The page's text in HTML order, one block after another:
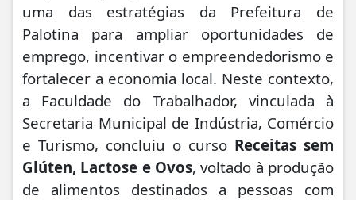
uma das estratégias da Prefeitura de
Palotina para ampliar oportunidades de
emprego, incentivar o empreendedorismo e
fortalecer a economia local. Neste contexto,
a Faculdade do Trabalhador, vinculada à
Secretaria Municipal de Indústria, Comércio
e Turismo, concluiu o curso Receitas sem
Glúten, Lactose e Ovos, voltado à produção
de alimentos destinados a pessoas com